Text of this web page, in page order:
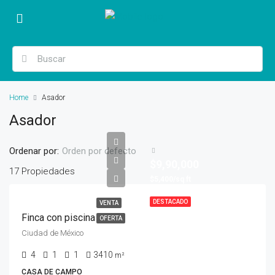
Home Asador
Asador
17 Propiedades
Ordenar por: Orden por defecto
DESTACADO
VENTA
OFERTA
Finca con piscina
Ciudad de México
4 1 1 3410 m²
CASA DE CAMPO